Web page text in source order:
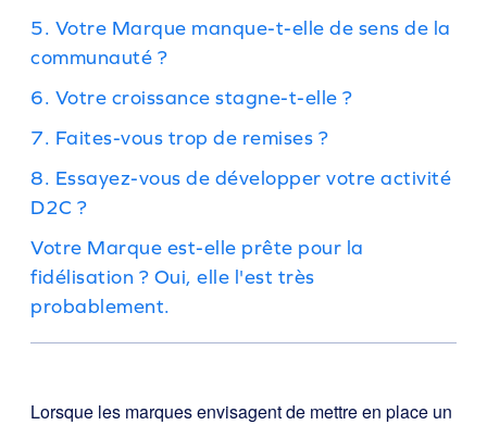
5. Votre Marque manque-t-elle de sens de la
communauté ?
6. Votre croissance stagne-t-elle ?
7. Faites-vous trop de remises ?
8. Essayez-vous de développer votre activité
D2C ?
Votre Marque est-elle prête pour la
fidélisation ? Oui, elle l'est très
probablement.
Lorsque les marques envisagent de mettre en place un